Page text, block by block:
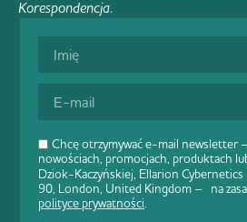
Chcę otrzymywać e-mail newsletter
nowościach, promocjach, produktach
Dziok-Kaczyńskiej, Ellarion
90, London, United Kingdom – na
polityce prywatności.
Korespondencja.